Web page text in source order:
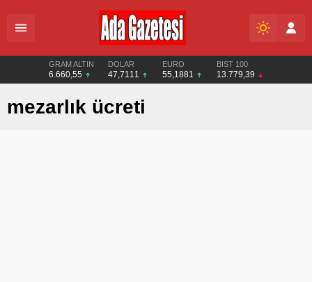
GRAM ALTIN
6.660,55
DOLAR
47,7111
EURO
55,1881
BIST 100
13.779,39
mezarlık ücreti